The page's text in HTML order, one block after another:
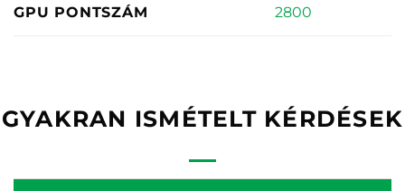
GPU PONTSZÁM 2800
GYAKRAN ISMÉTELT KÉRDÉSEK